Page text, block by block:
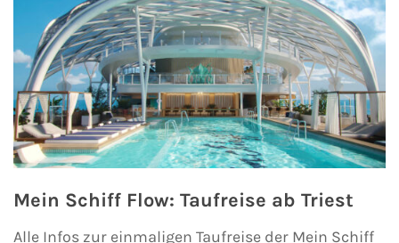
Mein Schiff Flow: Taufreise ab Triest
Alle Infos zur einmaligen Taufreise der Mein Schiff